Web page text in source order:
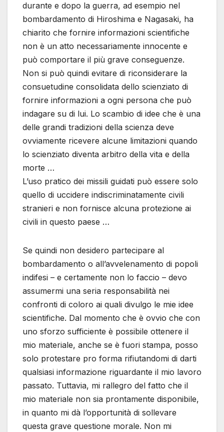
durante e dopo la guerra, ad esempio nel
bombardamento di Hiroshima e Nagasaki, ha
chiarito che fornire informazioni scientifiche
non è un atto necessariamente innocente e
può comportare il più grave conseguenze.
Non si può quindi evitare di riconsiderare la
consuetudine consolidata dello scienziato di
fornire informazioni a ogni persona che può
indagare su di lui. Lo scambio di idee che è una
delle grandi tradizioni della scienza deve
ovviamente ricevere alcune limitazioni quando
lo scienziato diventa arbitro della vita e della
morte …
L’uso pratico dei missili guidati può essere solo
quello di uccidere indiscriminatamente civili
stranieri e non fornisce alcuna protezione ai
civili in questo paese …
Se quindi non desidero partecipare al
bombardamento o all’avvelenamento di popoli
indifesi – e certamente non lo faccio – devo
assumermi una seria responsabilità nei
confronti di coloro ai quali divulgo le mie idee
scientifiche. Dal momento che è ovvio che con
uno sforzo sufficiente è possibile ottenere il
mio materiale, anche se è fuori stampa, posso
solo protestare pro forma rifiutandomi di darti
qualsiasi informazione riguardante il mio lavoro
passato. Tuttavia, mi rallegro del fatto che il
mio materiale non sia prontamente disponibile,
in quanto mi dà l’opportunità di sollevare
questa grave questione morale. Non mi